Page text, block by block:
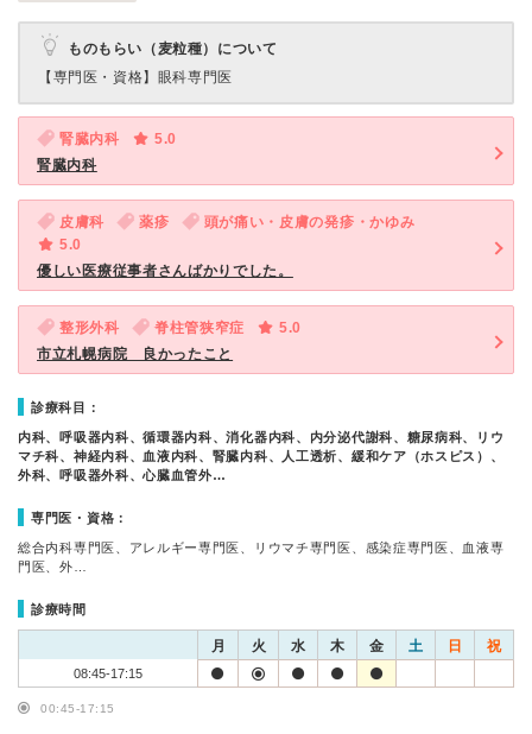
ものもらい（麦粒種）について
【専門医・資格】 眼科専門医
腎臓内科
5.0
腎臓内科
皮膚科 薬疹
頭が痛い・皮膚の発疹・かゆみ
5.0
優しい医療従事者さんばかりでした。
整形外科 脊柱管狭窄症
5.0
市立札幌病院 良かったこと
診療科目：
内科、呼吸器内科、循環器内科、消化器内科、内分泌代謝科、糖尿病科、リウ
マチ科、神経内科、血液内科、腎臓内科、人工透析、緩和ケア（ホスピス）、
外科、呼吸器外科、心臓血管外…
専門医・資格：
総合内科専門医、アレルギー専門医、リウマチ専門医、感染症専門医、血液専
門医、外…
診療時間
月 火 水 木 金 土 日 祝
08:45-17:15
00:45-17:15